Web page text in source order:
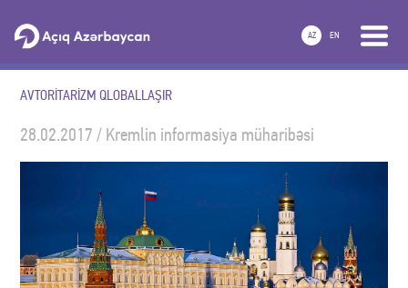
AZ EN
AVTORİTARİZM QLOBALLAŞIR
28.02.2017 / Kremlin informasiya müharibəsi